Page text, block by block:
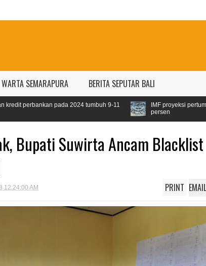
WARTA SEMARAPURA BERITA SEPUTAR BALI
2024 tumbuh 9-11
IMF proyeksi pertumbuhan ekonomi
Bupati Suwirta Ancam Blacklist
12:24:00 AM PRINT EMAIL